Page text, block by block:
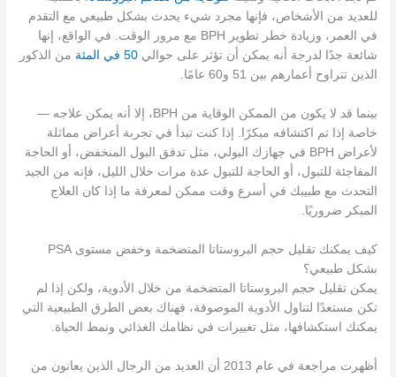
للعديد من الأشخاص، فإنها مجرد شيء يحدث بشكل طبيعي مع التقدم
في العمر، وزيادة خطر تطوير BPH مع مرور الوقت. في الواقع، إنها
شائعة جدًا لدرجة أنه يمكن أن تؤثر على حوالي50 في المئة
من الذكور
الذين تتراوح أعمارهم بين 51 و60 عامًا.
بينما قد لا يكون من الممكن الوقاية من BPH، إلا أنه يمكن علاجه —
خاصة إذا تم اكتشافه مبكرًا. إذا كنت تبدأ في تجربة أعراض مماثلة
لأعراض BPH في جهازك البولي، مثل تدفق البول المنخفض، أو الحاجة
المفاجئة للتبول، أو الحاجة للتبول عدة مرات خلال الليل، فإنه من الجيد
التحدث مع طبيبك في أسرع وقت ممكن لمعرفة ما إذا كان العلاج
المبكر ضروريًا.
كيف يمكنك تقليل حجم البروستاتا المتضخمة وخفض مستوى PSA
بشكل طبيعي؟
يمكن تقليل حجم البروستاتا المتضخمة من خلال الأدوية، ولكن إذا لم
تكن مستعدًا لتناول الأدوية الموصوفة، فهناك بعض الطرق الطبيعية التي
يمكنك استكشافها، مثل تغييرات في نظامك الغذائي ونمط الحياة.
أظهرت مراجعة في عام 2013 أن العديد من الرجال الذين يعانون من